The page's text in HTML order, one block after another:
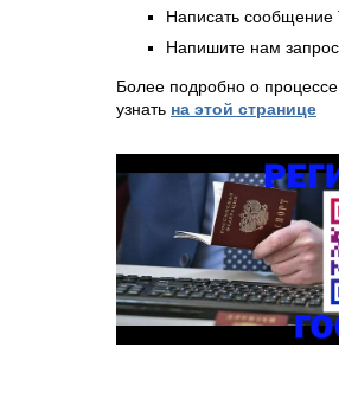
Написать
Напишите нам
Более подробно о
узнать на этой странице